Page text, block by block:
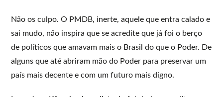
Não os culpo. O PMDB, inerte, aquele que entra calado e
sai mudo, não inspira que se acredite que já foi o berço
de políticos que amavam mais o Brasil do que o Poder. De
alguns que até abriram mão do Poder para preservar um
país mais decente e com um futuro mais digno.